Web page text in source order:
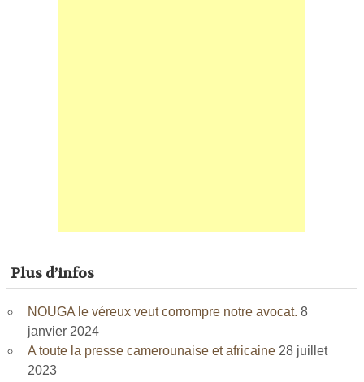
Plus d’infos
NOUGA le véreux veut corrompre notre avocat. 8
janvier 2024
A toute la presse camerounaise et africaine 28 juillet
2023